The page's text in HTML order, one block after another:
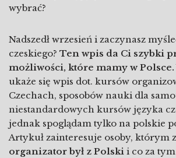
wybrać?
Nadszedł wrzesień i zaczynasz
czeskiego? Ten wpis da Ci szybki
możliwości, które mamy w Polsce.
ukaże się wpis dot. kursów
Czechach, sposobów nauki dla
niestandardowych kursów języka
jednak spoglądam tylko na polskie
Artykuł zainteresuje osoby, którym
organizator był z Polski i co za